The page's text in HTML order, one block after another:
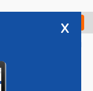
Check in
x